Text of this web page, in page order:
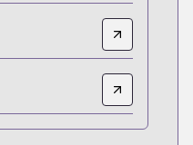
dp/B0B8SKZBBT
manga/smoking-